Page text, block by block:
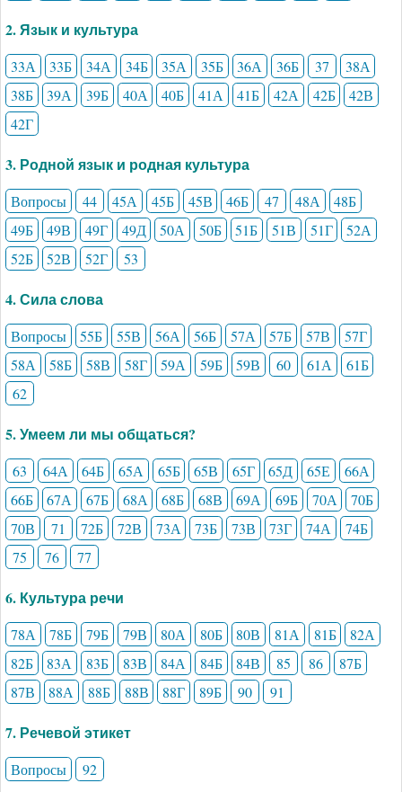
2. Язык и культура
33А 33Б 34А 34Б 35А 35Б 36А 36Б 37
38А
38Б
39А 39Б 40А 40Б 41А 41Б 42А 42Б
42В
42Г
3. Родной язык и родная культура
Вопросы 44 45А 45Б 45В 46Б 47 48А
48Б
49Б
49В 49Г 49Д 50А 50Б 51Б 51В 51Г
52А
52Б
52В 52Г 53
4. Сила слова
Вопросы 55Б 55В 56А 56Б 57А 57Б 57В
57Г
58А
58Б 58В 58Г 59А 59Б 59В 60 61А
61Б
62
5. Умеем ли мы общаться?
63 64А 64Б 65А 65Б 65В 65Г 65Д 65Е
66А
66Б
67А 67Б 68А 68Б 68В 69А 69Б 70А
70Б
70В
71 72Б 72В 73А 73Б 73В 73Г 74А
74Б
75
76 77
6. Культура речи
78А 78Б 79Б 79В 80А 80Б 80В 81А 81Б
82А
82Б
83А 83Б 83В 84А 84Б 84В 85 86
87Б
87В
88А 88Б 88В 88Г 89Б 90 91
7. Речевой этикет
Вопросы 92